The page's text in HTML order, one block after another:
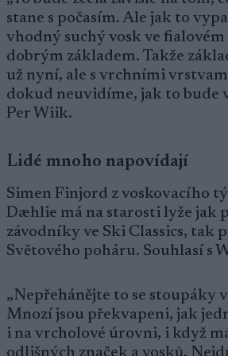
stane s počasím. Ale jak to
vhodný suchý vosk ve
dobrým základem. Takže
už nyní, ale s vrchními
dokud neuvidíme, jak to bude
Per Wiik.
Lidé mnoho napovídají
Simen Finjord z voskovacího
Dæhlie má na starosti lyže jak
závodníky ve Ski Classics, tak
Světového poháru. Souhlasí s
„Nepřehánějte to se stoupáky
Mnozí jsou překvapeni, jak
i na vrcholové úrovni, i když
odlišných značek a vosků.